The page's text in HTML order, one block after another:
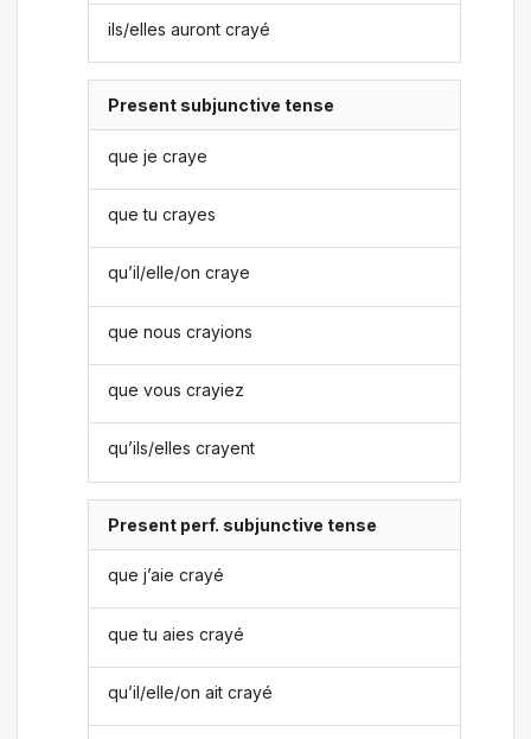
ils/elles auront crayé
Present subjunctive tense
que je craye
que tu crayes
qu’il/elle/on craye
que nous crayions
que vous crayiez
qu’ils/elles crayent
Present perf. subjunctive tense
que j’aie crayé
que tu aies crayé
qu’il/elle/on ait crayé